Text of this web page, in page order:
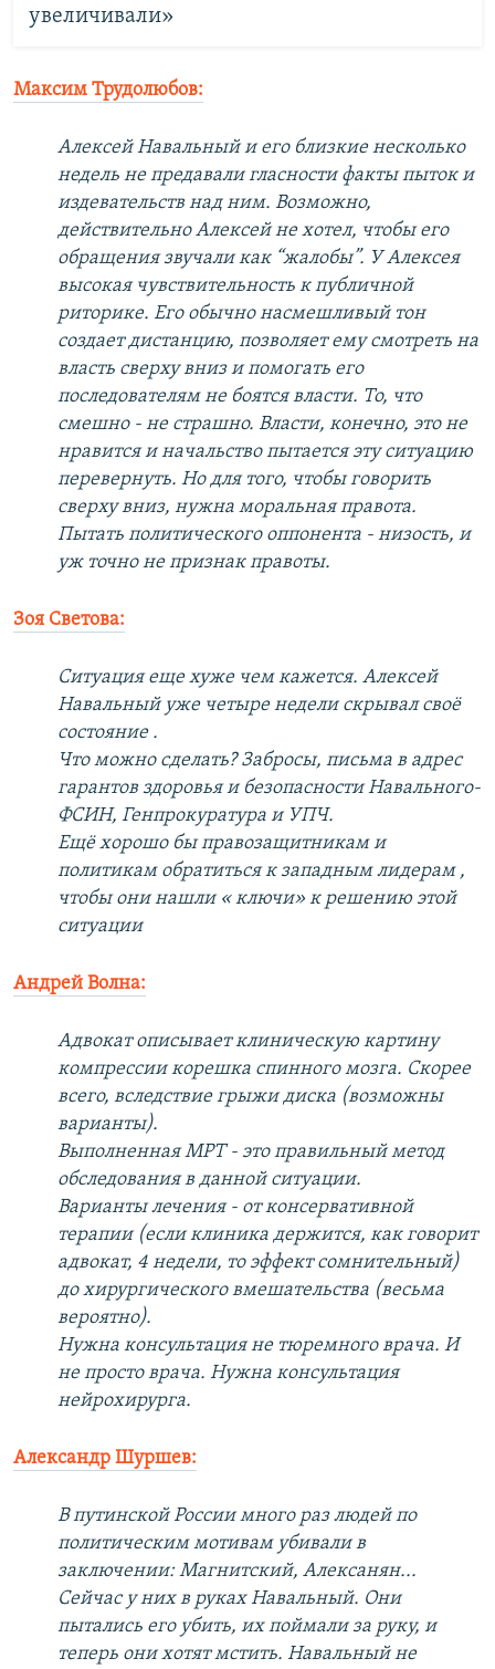
увеличивали»
Максим Трудолюбов:
Алексей Навальный и его близкие несколько
недель не предавали гласности факты пыток и
издевательств над ним. Возможно,
действительно Алексей не хотел, чтобы его
обращения звучали как “жалобы”. У Алексея
высокая чувствительность к публичной
риторике. Его обычно насмешливый тон
создает дистанцию, позволяет ему смотреть на
власть сверху вниз и помогать его
последователям не боятся власти. То, что
смешно - не страшно. Власти, конечно, это не
нравится и начальство пытается эту ситуацию
перевернуть. Но для того, чтобы говорить
сверху вниз, нужна моральная правота.
Пытать политического оппонента - низость, и
уж точно не признак правоты.
Зоя Светова:
Ситуация еще хуже чем кажется. Алексей
Навальный уже четыре недели скрывал своё
состояние .
Что можно сделать? Забросы, письма в адрес
гарантов здоровья и безопасности Навального-
ФСИН, Генпрокуратура и УПЧ.
Ещё хорошо бы правозащитникам и
политикам обратиться к западным лидерам ,
чтобы они нашли « ключи» к решению этой
ситуации
Андрей Волна:
Адвокат описывает клиническую картину
компрессии корешка спинного мозга. Скорее
всего, вследствие грыжи диска (возможны
варианты).
Выполненная МРТ - это правильный метод
обследования в данной ситуации.
Варианты лечения - от консервативной
терапии (если клиника держится, как говорит
адвокат, 4 недели, то эффект сомнительный)
до хирургического вмешательства (весьма
вероятно).
Нужна консультация не тюремного врача. И
не просто врача. Нужна консультация
нейрохирурга.
Александр Шуршев:
В путинской России много раз людей по
политическим мотивам убивали в
заключении: Магнитский, Алексанян...
Сейчас у них в руках Навальный. Они
пытались его убить, их поймали за руку, и
теперь они хотят мстить. Навальный не